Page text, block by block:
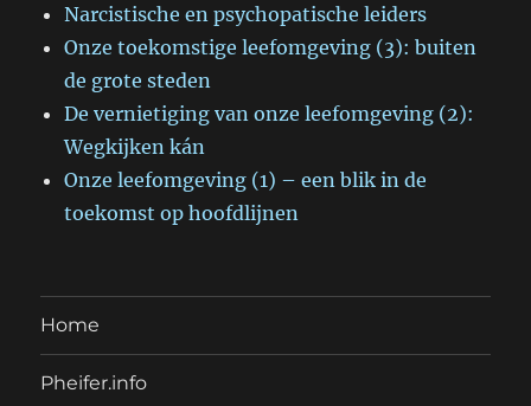
Narcistische en psychopatische leiders
Onze toekomstige leefomgeving (3): buiten
de grote steden
De vernietiging van onze leefomgeving (2):
Wegkijken kán
Onze leefomgeving (1) – een blik in de
toekomst op hoofdlijnen
Home
Pheifer.info